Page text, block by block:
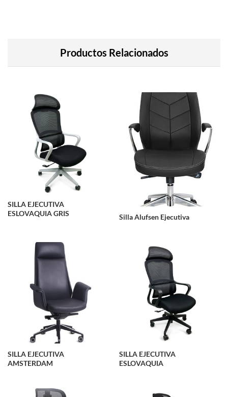
Productos Relacionados
SILLA EJECUTIVA
ESLOVAQUIA GRIS
Silla Alufsen Ejecutiva
SILLA EJECUTIVA
AMSTERDAM
SILLA EJECUTIVA
ESLOVAQUIA